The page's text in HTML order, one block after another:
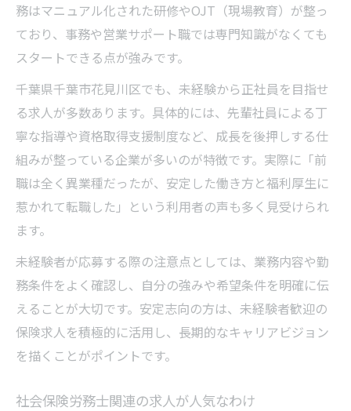
務はマニュアル化された研修やOJT（現場教育）が整っ
ており、事務や営業サポート職では専門知識がなくても
スタートできる点が強みです。
千葉県千葉市花見川区でも、未経験から正社員を目指せ
る求人が多数あります。具体的には、先輩社員による丁
寧な指導や資格取得支援制度など、成長を後押しする仕
組みが整っている企業が多いのが特徴です。実際に「前
職は全く異業種だったが、安定した働き方と福利厚生に
惹かれて転職した」という利用者の声も多く見受けられ
ます。
未経験者が応募する際の注意点としては、業務内容や勤
務条件をよく確認し、自分の強みや希望条件を明確に伝
えることが大切です。安定志向の方は、未経験者歓迎の
保険求人を積極的に活用し、長期的なキャリアビジョン
を描くことがポイントです。
社会保険労務士関連の求人が人気なわけ